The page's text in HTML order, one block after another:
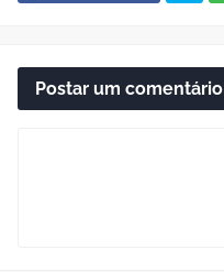
Postar um comentário